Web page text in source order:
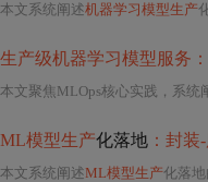
本文系统阐述机器学习模型生产
生产级机器学习模型服务
本文聚焦MLOps核心实践，系统
ML模型生产化落地 ：封
本文系统阐述ML模型生产化落